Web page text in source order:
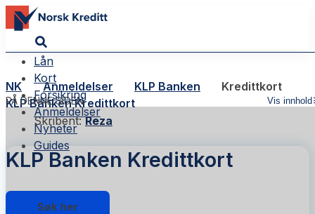
Lån
Kort
Forsikring
Anmeldelser
Nyheter
Guides
NK Anmeldelser KLP Banken Kredittkort
PÅ DENNE SIDEN Vis innhold
KLP Banken Kredittkort
Skribent:Reza
KLP Banken Kredittkort
Søk her